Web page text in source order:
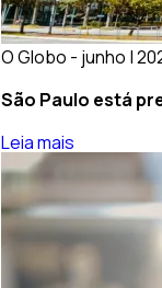
O Globo - junho |
São Paulo está
Leia mais